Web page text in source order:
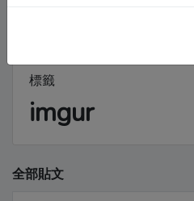
標籤
imgur
全部貼文